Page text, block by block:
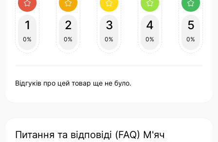
1
0%
2
0%
3
0%
4
0%
5
0%
Відгуків про цей товар ще не було.
Питання та відповіді (FAQ) М'яч